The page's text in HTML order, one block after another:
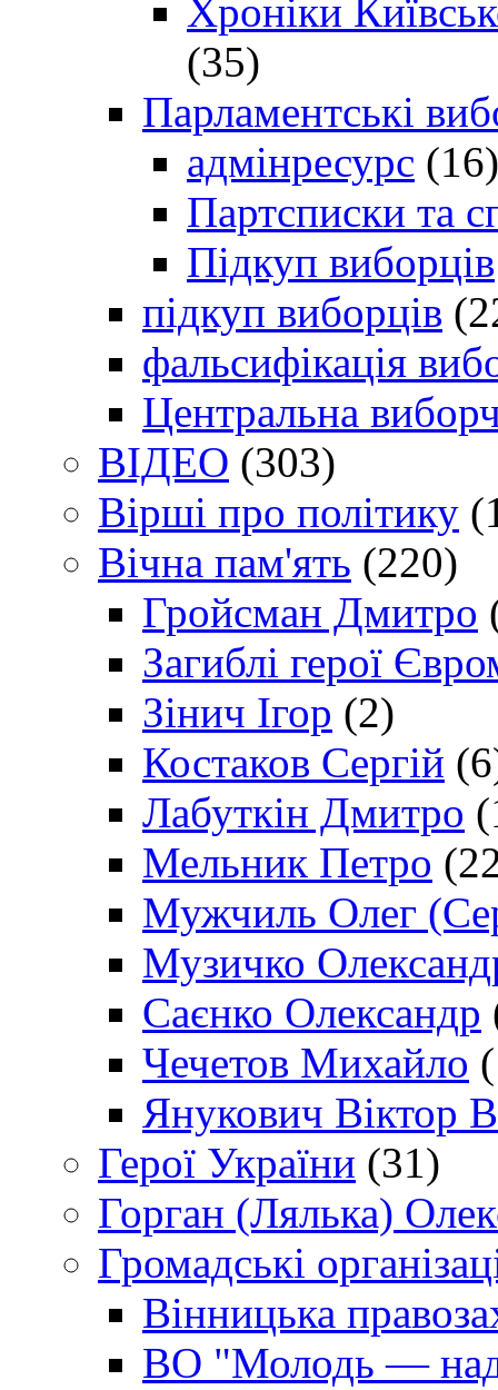
Хроніки
(35)
Парламентські
адмінресурс (16)
Партсписки та
Підкуп виборців
підкуп виборців
фальсифікація
Центральна
ВІДЕО (303)
Вірші про політику
Вічна пам'ять (220)
Гройсман Дмитро
Загиблі герої
Зінич Ігор (2)
Костаков Сергій
Лабуткін Дмитро
Мельник Петро
Мужчиль Олег
Музичко
Саєнко Олександр
Чечетов Михайло
Янукович Віктор
Герої України (31)
Горган (Лялька)
Громадські
Вінницька
ВО "Молодь —